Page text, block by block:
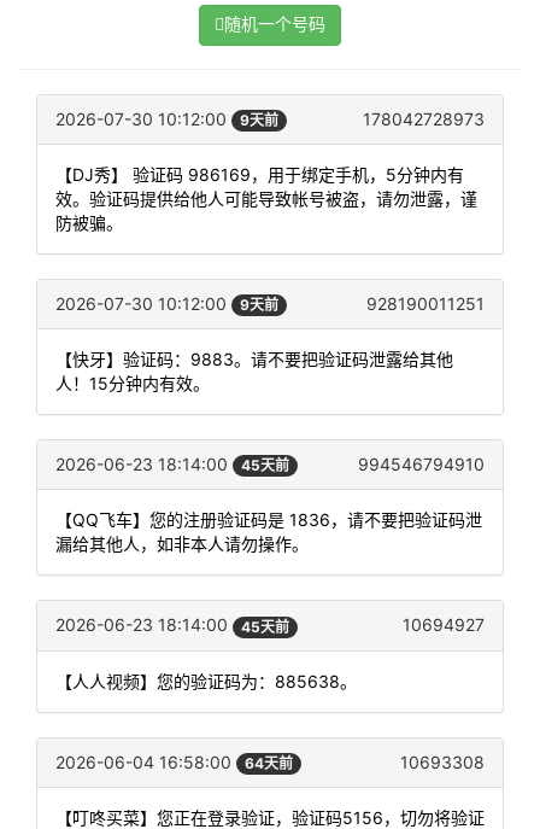
随机一个号码
2026-07-30 10:12:00 9天前 178042728973
【DJ秀】 验证码 986169，用于绑定手机，5分钟内有
效。验证码提供给他人可能导致帐号被盗，请勿泄露，谨
防被骗。
2026-07-30 10:12:00 9天前 928190011251
【快牙】验证码：9883。请不要把验证码泄露给其他
人！15分钟内有效。
2026-06-23 18:14:00 45天前 994546794910
【QQ飞车】您的注册验证码是 1836，请不要把验证码泄
漏给其他人，如非本人请勿操作。
2026-06-23 18:14:00 45天前 10694927
【人人视频】您的验证码为：885638。
2026-06-04 16:58:00 64天前 10693308
【叮咚买菜】您正在登录验证，验证码5156，切勿将验证